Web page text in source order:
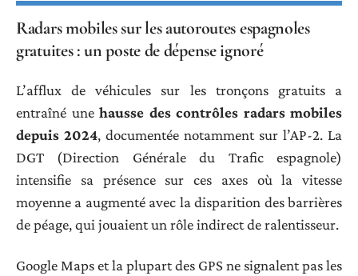
Radars mobiles sur les autoroutes espagnoles
gratuites : un poste de dépense ignoré
L’afflux de véhicules sur les tronçons gratuits a
entraîné une hausse des contrôles radars mobiles
depuis 2024, documentée notamment sur l’AP-2. La
DGT (Direction Générale du Trafic espagnole)
intensifie sa présence sur ces axes où la vitesse
moyenne a augmenté avec la disparition des barrières
de péage, qui jouaient un rôle indirect de ralentisseur.
Google Maps et la plupart des GPS ne signalent pas les